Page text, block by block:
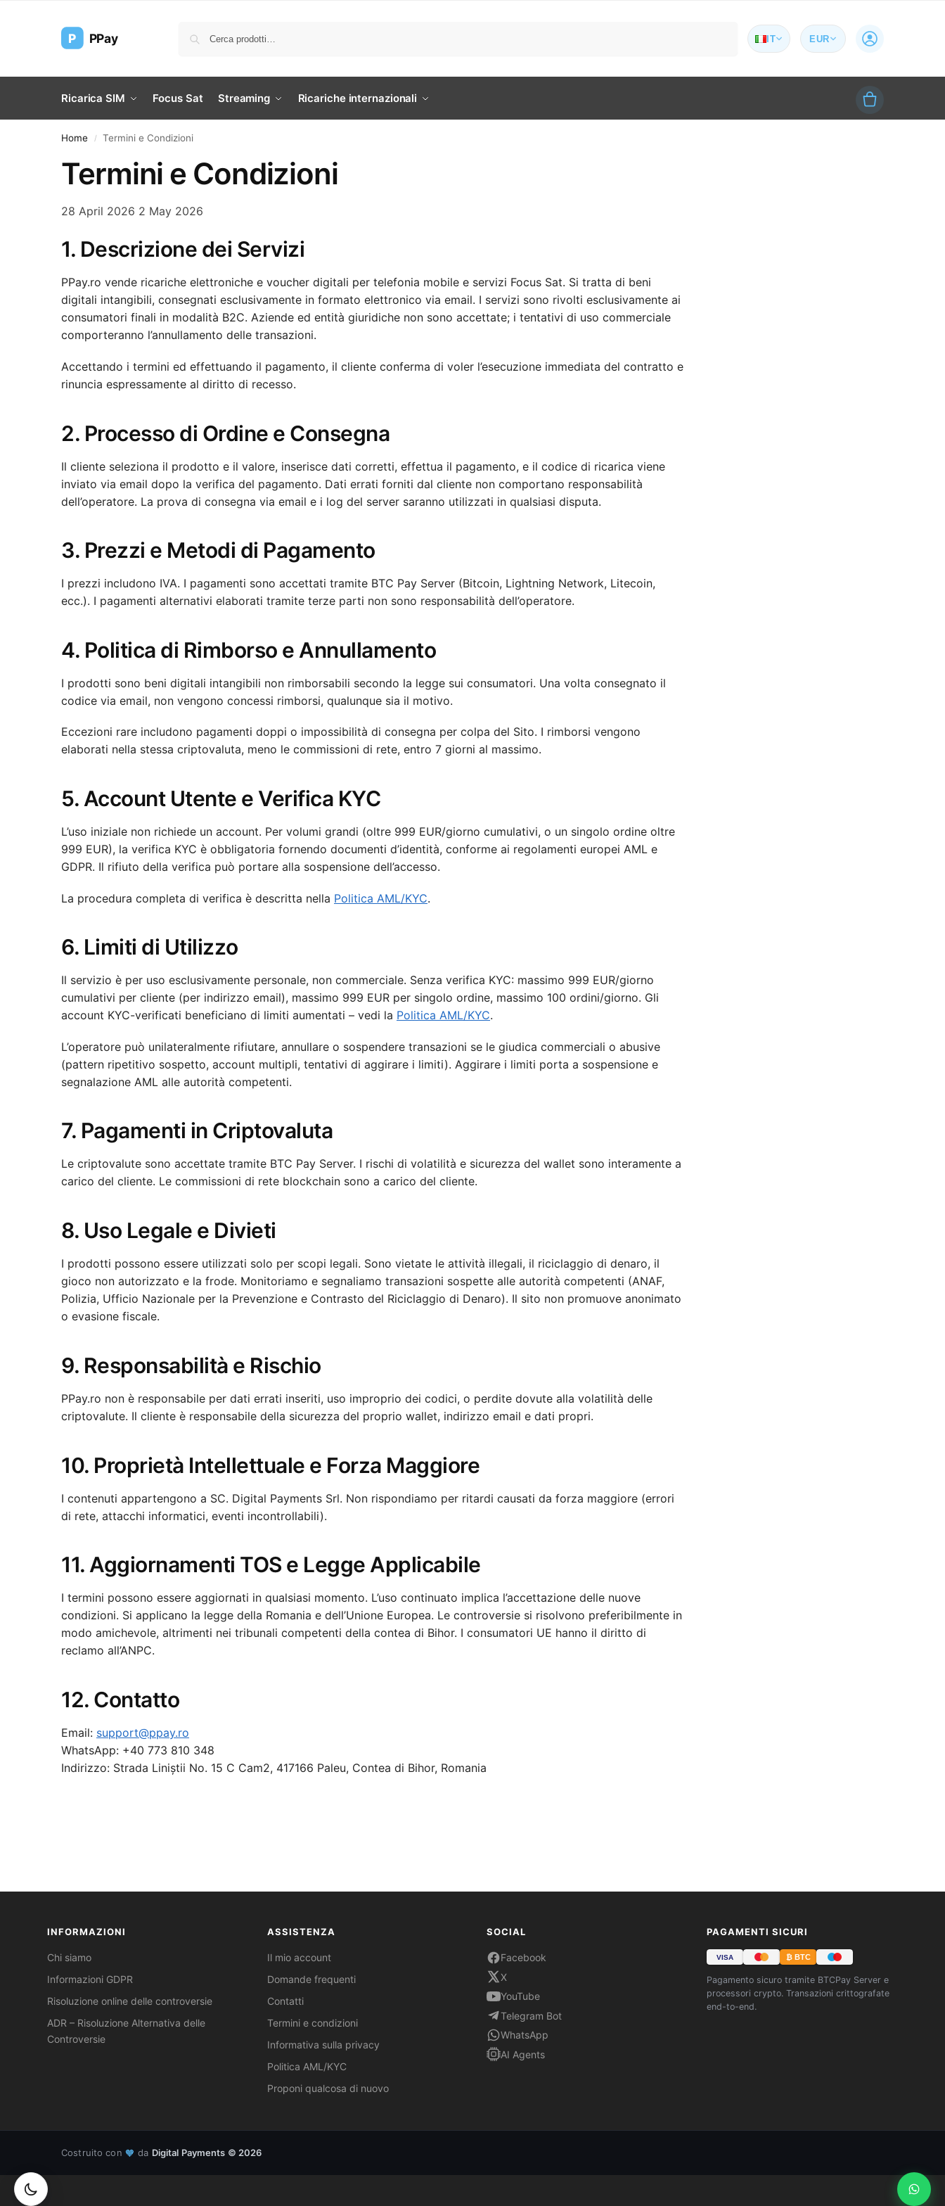
P PPay
IT
EUR
Ricarica SIM Focus Sat Streaming Ricariche internazionali
Home / Termini e Condizioni
Termini e Condizioni
28 April 2026 2 May 2026
1. Descrizione dei Servizi
PPay.ro vende ricariche elettroniche e voucher digitali per telefonia mobile e servizi Focus Sat. Si tratta di beni
digitali intangibili, consegnati esclusivamente in formato elettronico via email. I servizi sono rivolti esclusivamente ai
consumatori finali in modalità B2C. Aziende ed entità giuridiche non sono accettate; i tentativi di uso commerciale
comporteranno l’annullamento delle transazioni.
Accettando i termini ed effettuando il pagamento, il cliente conferma di voler l’esecuzione immediata del contratto e
rinuncia espressamente al diritto di recesso.
2. Processo di Ordine e Consegna
Il cliente seleziona il prodotto e il valore, inserisce dati corretti, effettua il pagamento, e il codice di ricarica viene
inviato via email dopo la verifica del pagamento. Dati errati forniti dal cliente non comportano responsabilità
dell’operatore. La prova di consegna via email e i log del server saranno utilizzati in qualsiasi disputa.
3. Prezzi e Metodi di Pagamento
I prezzi includono IVA. I pagamenti sono accettati tramite BTC Pay Server (Bitcoin, Lightning Network, Litecoin,
ecc.). I pagamenti alternativi elaborati tramite terze parti non sono responsabilità dell’operatore.
4. Politica di Rimborso e Annullamento
I prodotti sono beni digitali intangibili non rimborsabili secondo la legge sui consumatori. Una volta consegnato il
codice via email, non vengono concessi rimborsi, qualunque sia il motivo.
Eccezioni rare includono pagamenti doppi o impossibilità di consegna per colpa del Sito. I rimborsi vengono
elaborati nella stessa criptovaluta, meno le commissioni di rete, entro 7 giorni al massimo.
5. Account Utente e Verifica KYC
L’uso iniziale non richiede un account. Per volumi grandi (oltre 999 EUR/giorno cumulativi, o un singolo ordine oltre
999 EUR), la verifica KYC è obbligatoria fornendo documenti d’identità, conforme ai regolamenti europei AML e
GDPR. Il rifiuto della verifica può portare alla sospensione dell’accesso.
La procedura completa di verifica è descritta nella Politica AML/KYC.
6. Limiti di Utilizzo
Il servizio è per uso esclusivamente personale, non commerciale. Senza verifica KYC: massimo 999 EUR/giorno
cumulativi per cliente (per indirizzo email), massimo 999 EUR per singolo ordine, massimo 100 ordini/giorno. Gli
account KYC-verificati beneficiano di limiti aumentati – vedi la Politica AML/KYC.
L’operatore può unilateralmente rifiutare, annullare o sospendere transazioni se le giudica commerciali o abusive
(pattern ripetitivo sospetto, account multipli, tentativi di aggirare i limiti). Aggirare i limiti porta a sospensione e
segnalazione AML alle autorità competenti.
7. Pagamenti in Criptovaluta
Le criptovalute sono accettate tramite BTC Pay Server. I rischi di volatilità e sicurezza del wallet sono interamente a
carico del cliente. Le commissioni di rete blockchain sono a carico del cliente.
8. Uso Legale e Divieti
I prodotti possono essere utilizzati solo per scopi legali. Sono vietate le attività illegali, il riciclaggio di denaro, il
gioco non autorizzato e la frode. Monitoriamo e segnaliamo transazioni sospette alle autorità competenti (ANAF,
Polizia, Ufficio Nazionale per la Prevenzione e Contrasto del Riciclaggio di Denaro). Il sito non promuove anonimato
o evasione fiscale.
9. Responsabilità e Rischio
PPay.ro non è responsabile per dati errati inseriti, uso improprio dei codici, o perdite dovute alla volatilità delle
criptovalute. Il cliente è responsabile della sicurezza del proprio wallet, indirizzo email e dati propri.
10. Proprietà Intellettuale e Forza Maggiore
I contenuti appartengono a SC. Digital Payments Srl. Non rispondiamo per ritardi causati da forza maggiore (errori
di rete, attacchi informatici, eventi incontrollabili).
11. Aggiornamenti TOS e Legge Applicabile
I termini possono essere aggiornati in qualsiasi momento. L’uso continuato implica l’accettazione delle nuove
condizioni. Si applicano la legge della Romania e dell’Unione Europea. Le controversie si risolvono preferibilmente in
modo amichevole, altrimenti nei tribunali competenti della contea di Bihor. I consumatori UE hanno il diritto di
reclamo all’ANPC.
12. Contatto
Email: support@ppay.ro
WhatsApp: +40 773 810 348
Indirizzo: Strada Liniștii No. 15 C Cam2, 417166 Paleu, Contea di Bihor, Romania
INFORMAZIONI
Chi siamo
Informazioni GDPR
Risoluzione online delle controversie
ADR – Risoluzione Alternativa delle
Controversie
ASSISTENZA
Il mio account
Domande frequenti
Contatti
Termini e condizioni
Informativa sulla privacy
Politica AML/KYC
Proponi qualcosa di nuovo
SOCIAL
Facebook
X
YouTube
Telegram Bot
WhatsApp
AI Agents
PAGAMENTI SICURI
VISA ₿ BTC
Pagamento sicuro tramite BTCPay Server e
processori crypto. Transazioni crittografate
end-to-end.
Costruito con 🧡 da Digital Payments © 2026